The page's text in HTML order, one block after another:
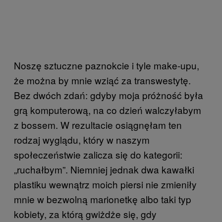
Noszę sztuczne paznokcie i tyle make-upu,
że można by mnie wziąć za transwestytę.
Bez dwóch zdań: gdyby moja próżność była
grą komputerową, na co dzień walczyłabym
z bossem. W rezultacie osiągnęłam ten
rodzaj wyglądu, który w naszym
społeczeństwie zalicza się do kategorii:
„ruchałbym”. Niemniej jednak dwa kawałki
plastiku wewnątrz moich piersi nie zmieniły
mnie w bezwolną marionetkę albo taki typ
kobiety, za którą gwiżdże się, gdy